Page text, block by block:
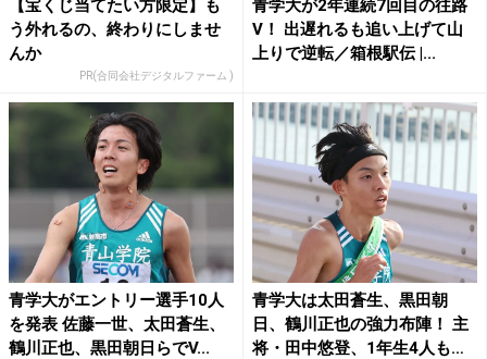
【宝くじ当てたい方限定】も
う外れるの、終わりにしませ
んか
PR(合同会社デジタルファーム )
青学大が2年連続7回目の往路
V！ 出遅れるも追い上げて山
上りで逆転／箱根駅伝 |...
青学大がエントリー選手10人
を発表 佐藤一世、太田蒼生、
鶴川正也、黒田朝日らでV...
青学大は太田蒼生、黒田朝
日、鶴川正也の強力布陣！ 主
将・田中悠登、1年生4人も